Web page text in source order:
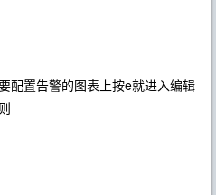
配置告警的图表上按e就进入编辑